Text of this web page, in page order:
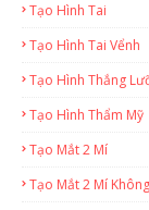
Tạo Hình Tai
Tạo Hình Tai Vểnh
Tạo Hình Thắng
Tạo Hình Thẩm Mỹ
Tạo Mắt 2 Mí
Tạo Mắt 2 Mí